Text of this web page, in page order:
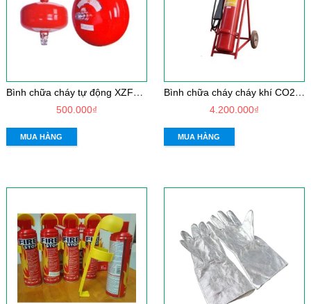
B
ình chữa cháy tự động XZFTB8
500.000₫
MUA HÀNG
B
ình chữa cháy cháy khí CO2-MT24
4.200.000₫
MUA HÀNG